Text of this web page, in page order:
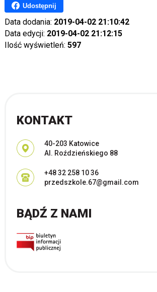
Udostępnij
Data dodania: 2019-04-02 21:10:42
Data edycji: 2019-04-02 21:12:15
Ilość wyświetleń: 597
KONTAKT
Adres pocztowy:
40-203 Katowice
Al. Roździeńskiego 88
+48 32 258 10 36
przedszkole.67@gmail.com
BĄDŹ Z NAMI